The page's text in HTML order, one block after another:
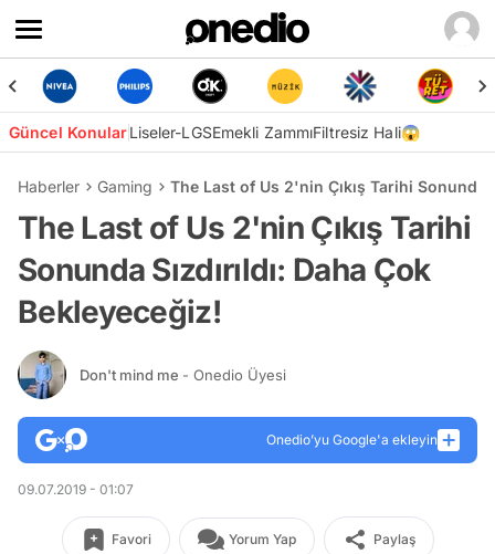
Güncel KonularLiseler-LGSEmekli ZammıFiltresiz Hali😱
Haberler Gaming The Last of Us 2'nin Çıkış Tarihi Sonunda
The Last of Us 2'nin Çıkış Tarihi
Sonunda Sızdırıldı: Daha Çok
Bekleyeceğiz!
Don't mind me - Onedio Üyesi
Onedio’yu Google'a ekleyin
09.07.2019 - 01:07
Favori Yorum Yap Paylaş